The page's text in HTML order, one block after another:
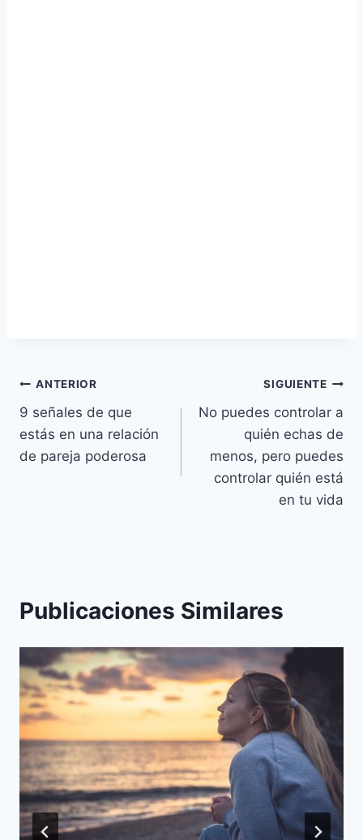
Navegación
de
entradas
ANTERIOR
9 señales de que
estás en una relación
de pareja poderosa
SIGUIENTE
No puedes controlar a
quién echas de
menos, pero puedes
controlar quién está
en tu vida
Publicaciones Similares